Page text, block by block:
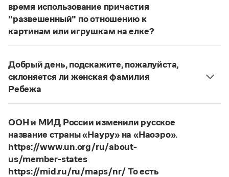
Учебник Грамоты
Интерактивные упражнения: от простого к сложному
Скороговорки
Словари
Научпоп
Учебники и справочники
Все книги
время использование причастия
"развешенный" по отношению к
картинам или игрушкам на елке?
Нашответ2014 года по-прежнему актуален.
то игнорируют рекомендации нормативных
словарей русского языка, в которых указан глагол
развесить
развешенный) со значением «повесить в разных
местах (несколько, много предметов)». Ср.:
знаю, что на стенах своей квартиры вы развесили
разные географические карты.
Бретер. И эти карты, безусловно, развешены.
Страница ответа
Добрый день, подскажите, пожалуйста,
склоняется ли женская фамилия
Ребежа
ФамилияРебежасклоняется (и мужская, и
Страница ответа
ООН и МИД России изменили русское
название страны «Науру» на «Наоэро».
https://www.un.org/ru/about-
us/member-states
https://mid.ru/ru/maps/nr/ То есть